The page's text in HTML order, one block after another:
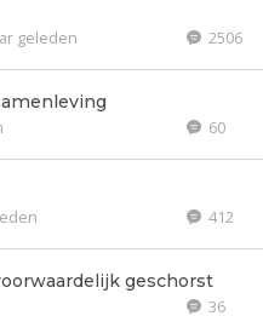
geleden 2506
60
412
geschorst
36